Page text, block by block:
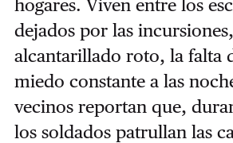
hogares. Viven entre los
dejados por las
alcantarillado roto, la falta
miedo constante a las
vecinos reportan que,
los soldados patrullan las